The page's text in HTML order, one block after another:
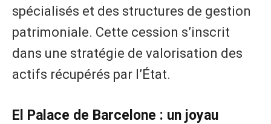
spécialisés et des structures de gestion
patrimoniale. Cette cession s’inscrit
dans une stratégie de valorisation des
actifs récupérés par l’État.
El Palace de Barcelone : un joyau